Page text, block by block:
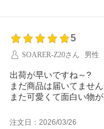
5
SOARER-Z20さん
男性
出荷が早いですね～?
まだ商品は届いてませ
また可愛くて面白い物
注文日：2026/03/26